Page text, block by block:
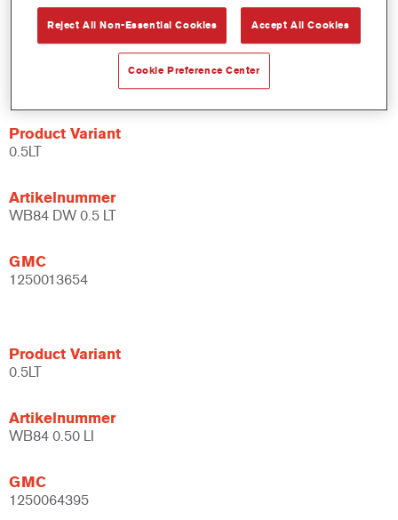
Uitgebreide toepassingsmogelijkheden.
Flexibel - kan gebruikt worden bij verschillende
klimaatomstandigheden en met verschillende
applicatietechnieken.
Product Variant
0.5LT
Artikelnummer
WB84 DW 0.5 LT
GMC
1250013654
Product Variant
0.5LT
Artikelnummer
WB84 0.50 LI
GMC
1250064395
Reject All Non-Essential Cookies Accept All Cookies
Cookie Preference Center